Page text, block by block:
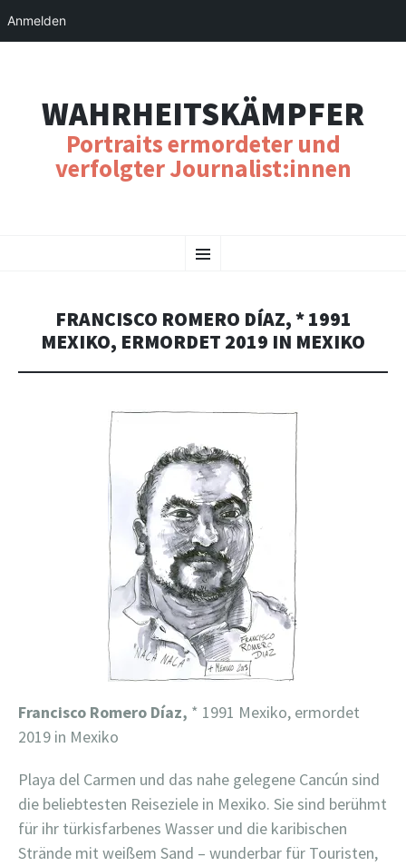
WAHRHEITSKÄMPFER
Portraits ermordeter und
verfolgter Journalist:innen
Menu
TO
FRANCISCO ROMERO DÍAZ, * 1991
MEXIKO, ERMORDET 2019 IN MEXIKO
Francisco Romero Díaz, * 1991 Mexiko, ermordet
2019 in Mexiko
Playa del Carmen und das nahe gelegene Cancún sind
die beliebtesten Reiseziele in Mexiko. Sie sind berühmt
für ihr türkisfarbenes Wasser und die karibischen
Strände mit weißem Sand – wunderbar für Touristen,
Anmelden